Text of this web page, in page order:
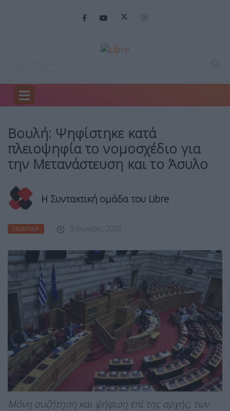
Home
Βουλή: Ψηφίστηκε κατά
πλειοψηφία το νομοσχέδιο για
την Μετανάστευση και το Άσυλο
Η Συντακτική ομάδα του Libre
ΠΟΛΙΤΙΚΉ 9 Ιουνίου, 2026
Μόνη συζήτηση και ψήφιση επί της αρχής, των